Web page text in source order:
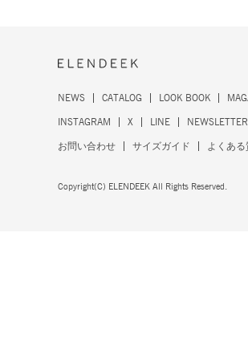
NEWS CATALOG LOOK BOOK
INSTAGRAM X LINE NEWSLETTER
お問い合わせ サイズガイド よくある
Copyright(C) ELENDEEK All Rights Reserved.